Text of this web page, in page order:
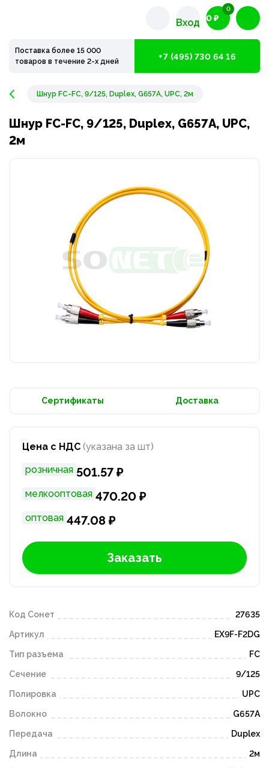
Вход 0 ₽
0
Поставка более 15 000
товаров в течение 2-х дней
+7 (495) 730 64 16
Шнур FC-FC, 9/125, Duplex, G657A, UPC, 2м
Шнур FC-FC, 9/125, Duplex, G657A, UPC,
2м
Сертификаты Доставка
Цена с НДС (указана за шт)
розничная 501.57 ₽
мелкооптовая 470.20 ₽
оптовая 447.08 ₽
Заказать
Код Сонет 27635
Артикул EX9F-F2DG
Тип разъема FC
Сечение 9/125
Полировка UPC
Волокно G657A
Передача Duplex
Длина 2м